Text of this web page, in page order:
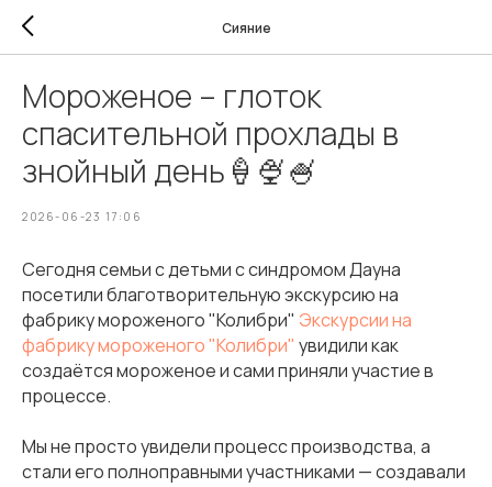
Сияние
Мороженое – глоток
спасительной прохлады в
знойный день🍦🍨🍧
2026-06-23 17:06
Сегодня семьи с детьми с синдромом Дауна
посетили благотворительную экскурсию на
фабрику мороженого "Колибри" Экскурсии на
фабрику мороженого "Колибри" увидили как
создаётся мороженое и сами приняли участие в
процессе.
Мы не просто увидели процесс производства, а
стали его полноправными участниками — создавали